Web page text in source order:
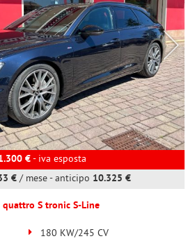
€- iva esposta
€ / mese-anticipo 10.325 €
quattro S tronic S-Line
180 KW/245 CV